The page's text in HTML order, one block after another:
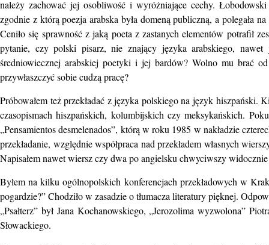
należy zachować jej osobliwość i wyróżniające cechy.
zgodnie z którą poezja arabska była domeną publiczną, a polegała
Ceniło się sprawność z jaką poeta z zastanych elementów potrafił
pytanie, czy polski pisarz, nie znający języka arabskiego,
średniowiecznej arabskiej poetyki i jej bardów? Wolno mu brać
przywłaszczyć sobie cudzą pracę?
Próbowałem też przekładać z języka polskiego na język hiszpański.
czasopismach hiszpańskich, kolumbijskich czy meksykańskich.
„Pensamientos desmelenados”, którą w roku 1985 w nakładzie
przekładanie, względnie współpraca nad przekładem własnych
Napisałem nawet wiersz czy dwa po angielsku chwyciwszy
Byłem na kilku ogólnopolskich konferencjach przekładowych w
pogardzie?” Chodziło w zasadzie o tłumacza literatury pięknej.
„Psałterz” był Jana Kochanowskiego, „Jerozolima wyzwolona”
Słowackiego.